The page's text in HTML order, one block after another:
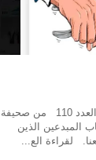
السبت 01 – 08 – 2026 صدر العدد 110 من صحيفة
المبدعين الذين
لقراءة الع...